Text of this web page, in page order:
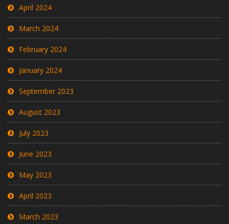
April 2024
March 2024
February 2024
January 2024
September 2023
August 2023
July 2023
June 2023
May 2023
April 2023
March 2023